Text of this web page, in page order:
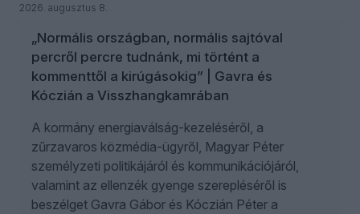
2026. augusztus 8.
„Normális országban, normális sajtóval
percről percre tudnánk, mi történt a
kommenttől a kirúgásokig” | Gavra és
Kóczián a Visszhangkamrában
A kormány energiaválság-kezeléséről, a
zűrzavaros közmédia-ügyről, Magyar Péter
személyzeti politikájáról és kommunikációjáról,
valamint az ellenzék gyenge szerepléséről is
beszélget Gavra Gábor és Kóczián Péter a